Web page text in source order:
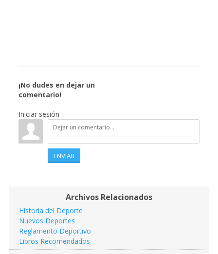
¡No dudes en dejar un
comentario!
Iniciar sesión :
ENVIAR
Archivos Relacionados
Historia del Deporte
Nuevos Deportes
Reglamento Deportivo
Libros Recomendados